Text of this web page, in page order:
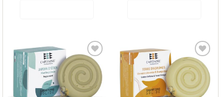
Ajouter
aux
favoris
Ajouter
aux
favoris